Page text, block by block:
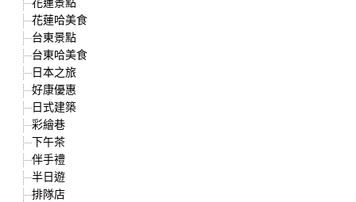
花蓮哈美食
台東景點
台東哈美食
日本之旅
好康優惠
日式建築
彩繪巷
下午茶
伴手禮
半日遊
排隊店